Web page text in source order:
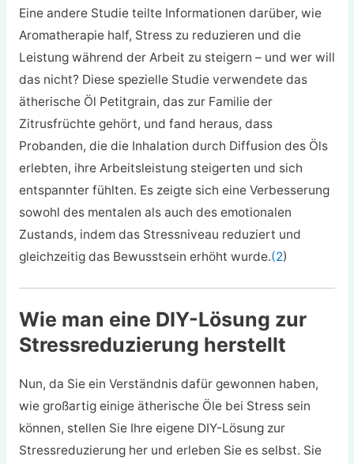
Eine andere Studie teilte Informationen darüber, wie
Aromatherapie half, Stress zu reduzieren und die
Leistung während der Arbeit zu steigern – und wer will
das nicht? Diese spezielle Studie verwendete das
ätherische Öl Petitgrain, das zur Familie der
Zitrusfrüchte gehört, und fand heraus, dass
Probanden, die die Inhalation durch Diffusion des Öls
erlebten, ihre Arbeitsleistung steigerten und sich
entspannter fühlten. Es zeigte sich eine Verbesserung
sowohl des mentalen als auch des emotionalen
Zustands, indem das Stressniveau reduziert und
gleichzeitig das Bewusstsein erhöht wurde.(2)
Wie man eine DIY-Lösung zur
Stressreduzierung herstellt
Nun, da Sie ein Verständnis dafür gewonnen haben,
wie großartig einige ätherische Öle bei Stress sein
können, stellen Sie Ihre eigene DIY-Lösung zur
Stressreduzierung her und erleben Sie es selbst. Sie